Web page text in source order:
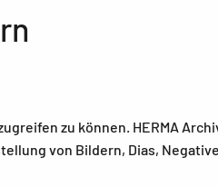
zu können. HERMA
von Bildern, Dias,